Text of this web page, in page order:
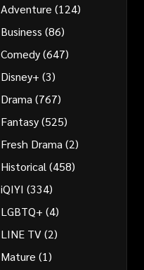
Adventure (124)
Business (86)
Comedy(647)
Disney+ (3)
Drama (767)
Fantasy(525)
Fresh Drama (2)
Historical (458)
iQIYI (334)
LGBTQ+ (4)
LINE TV(2)
Mature (1)